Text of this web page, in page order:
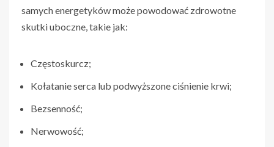
samych energetyków może powodować zdrowotne
skutki uboczne, takie jak:
Częstoskurcz;
Kołatanie serca lub podwyższone ciśnienie krwi;
Bezsenność;
Nerwowość;